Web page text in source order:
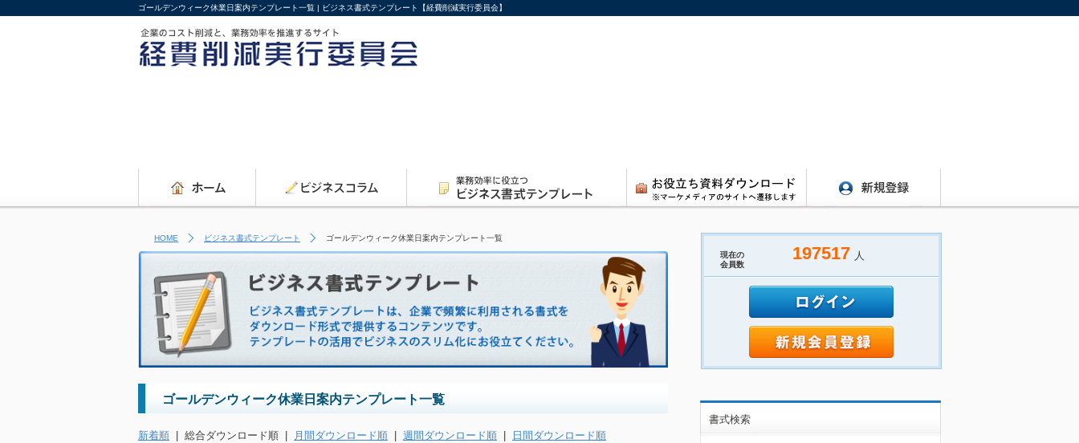
ゴールデンウィーク休業日案内テンプレート一覧 | ビジネス書式テンプレート【経費削減実行委員会】
HOME ビジネス書式テンプレート ゴールデンウィーク休業日案内テンプレート一覧
ゴールデンウィーク休業日案内テンプレート一覧
新着順 | 総合ダウンロード順 | 月間ダウンロード順 | 週間ダウンロード順 | 日間ダウンロード順
現在の
会員数
197517 人
書式検索